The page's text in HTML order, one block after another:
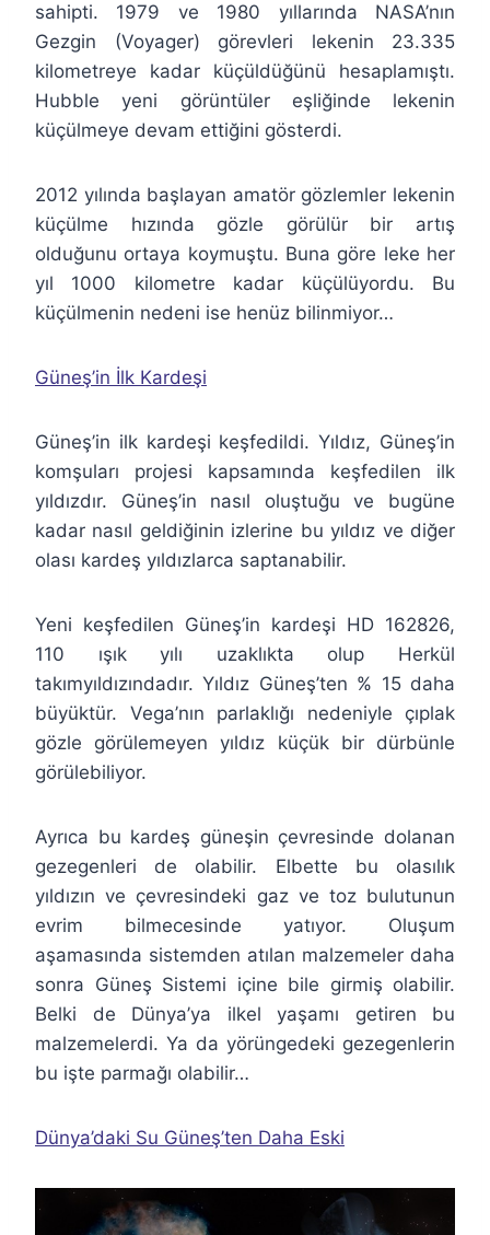
sahipti. 1979 ve 1980 yıllarında NASA’nın
Gezgin (Voyager) görevleri lekenin 23.335
kilometreye kadar küçüldüğünü hesaplamıştı.
Hubble yeni görüntüler eşliğinde lekenin
küçülmeye devam ettiğini gösterdi.
2012 yılında başlayan amatör gözlemler lekenin
küçülme hızında gözle görülür bir artış
olduğunu ortaya koymuştu. Buna göre leke her
yıl 1000 kilometre kadar küçülüyordu. Bu
küçülmenin nedeni ise henüz bilinmiyor…
Güneş’in İlk Kardeşi
Güneş’in ilk kardeşi keşfedildi. Yıldız, Güneş’in
komşuları projesi kapsamında keşfedilen ilk
yıldızdır. Güneş’in nasıl oluştuğu ve bugüne
kadar nasıl geldiğinin izlerine bu yıldız ve diğer
olası kardeş yıldızlarca saptanabilir.
Yeni keşfedilen Güneş’in kardeşi HD 162826,
110 ışık yılı uzaklıkta olup Herkül
takımyıldızındadır. Yıldız Güneş’ten % 15 daha
büyüktür. Vega’nın parlaklığı nedeniyle çıplak
gözle görülemeyen yıldız küçük bir dürbünle
görülebiliyor.
Ayrıca bu kardeş güneşin çevresinde dolanan
gezegenleri de olabilir. Elbette bu olasılık
yıldızın ve çevresindeki gaz ve toz bulutunun
evrim bilmecesinde yatıyor. Oluşum
aşamasında sistemden atılan malzemeler daha
sonra Güneş Sistemi içine bile girmiş olabilir.
Belki de Dünya’ya ilkel yaşamı getiren bu
malzemelerdi. Ya da yörüngedeki gezegenlerin
bu işte parmağı olabilir…
Dünya’daki Su Güneş’ten Daha Eski